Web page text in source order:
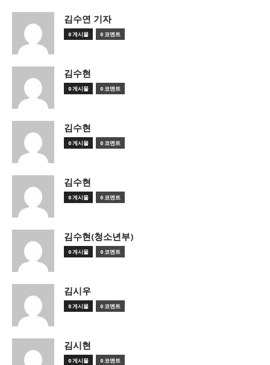
김수연 기자
0 게시물 0 코멘트
김수현
0 게시물 0 코멘트
김수현
0 게시물 0 코멘트
김수현
0 게시물 0 코멘트
김수현(청소년부)
0 게시물 0 코멘트
김시우
0 게시물 0 코멘트
김시현
0 게시물 0 코멘트